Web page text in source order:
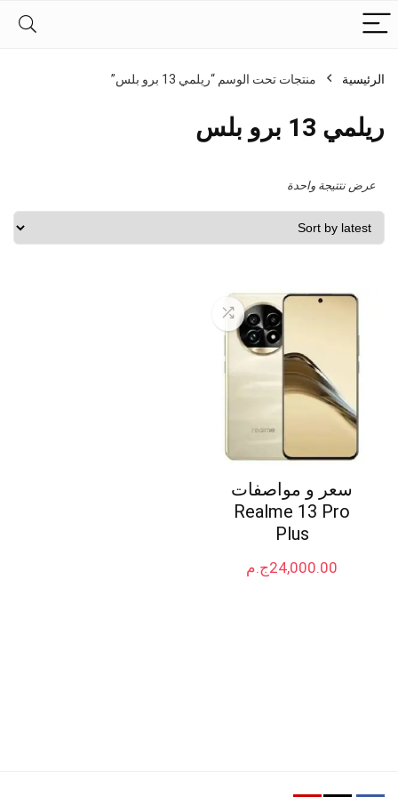
الرئيسية منتجات تحت الوسم “ريلمي 13 برو بلس”
ريلمي 13 برو بلس
عرض نتتيجة واحدة
سعر و مواصفات
Realme 13 Pro
Plus
ج.م24,000.00